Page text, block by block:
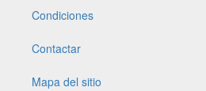
Condiciones
Contactar
Mapa del sitio